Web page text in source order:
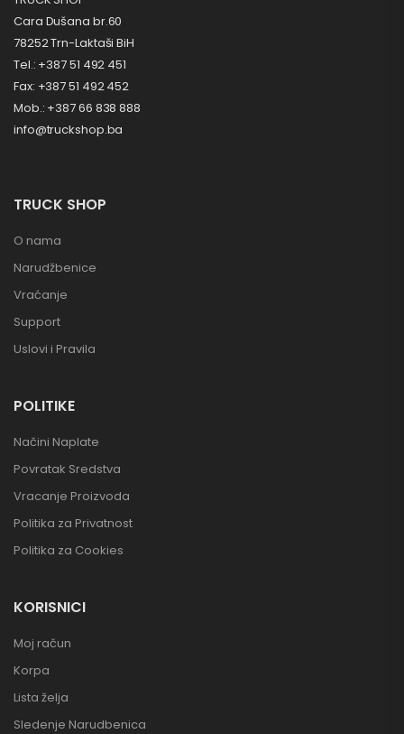
Cara Dušana br.60
78252 Trn-Laktaši BiH
Tel.: +387 51 492 451
Fax: +387 51 492 452
Mob.: +387 66 838 888
info@truckshop.ba
TRUCK SHOP
O nama
Narudžbenice
Vraćanje
Support
Uslovi i Pravila
POLITIKE
Načini Naplate
Povratak Sredstva
Vracanje Proizvoda
Politika za Privatnost
Politika za Cookies
KORISNICI
Moj račun
Korpa
Lista želja
Sledenje Narudbenica